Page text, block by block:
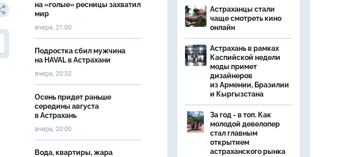
на «голые» ресницы захватил
мир
вчера, 21:00
Подростка сбил мужчина
на HAVAL в Астрахани
вчера, 20:32
Осень придет раньше
середины августа
в Астрахань
вчера, 20:00
Вода, квартиры, жара
Астраханцы стали
чаще смотреть кино
онлайн
Астрахань в рамках
Каспийской недели
моды примет
дизайнеров
из Армении, Бразилии
и Кыргызстана
За год - в топ. Как
молодой девелопер
стал главным
открытием
астраханского рынка